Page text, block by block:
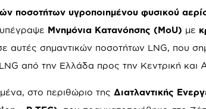
ποσοτήτων υγροποιημένου φυσικού
υπέγραψε Μνημόνια Κατανόησης (MoU) με
αυτές σημαντικών ποσοτήτων LNG, που
από την Ελλάδα προς την Κεντρική και
στο περιθώριο της Διατλαντικής